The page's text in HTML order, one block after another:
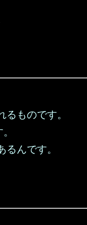
ものです。
んです。